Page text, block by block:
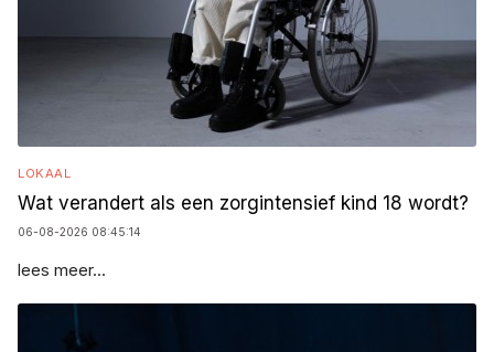
LOKAAL
Wat verandert als een zorgintensief kind 18 wordt?
06-08-2026 08:45:14
lees meer...